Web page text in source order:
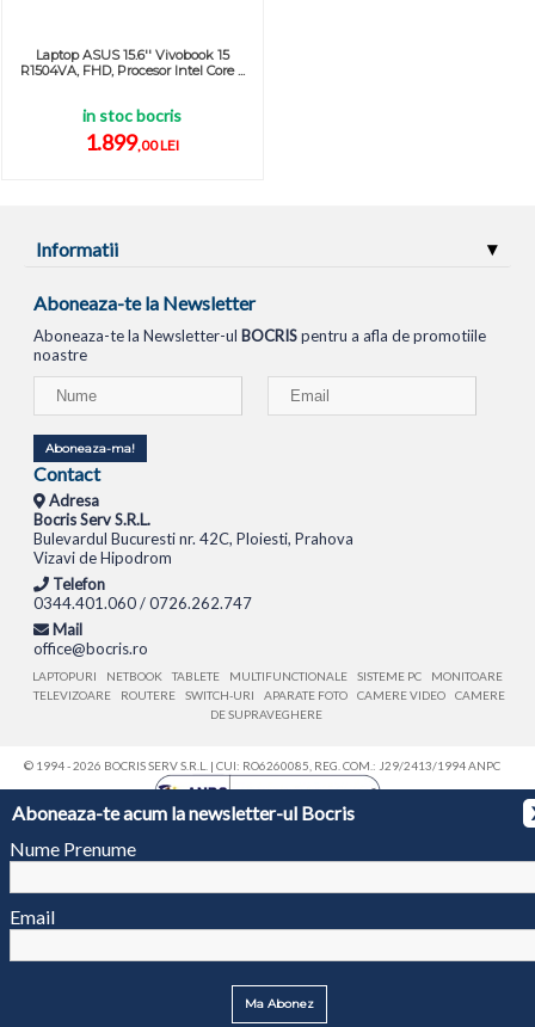
Aboneaza-te acum la newsletter-ul Bocris
Nume Prenume
Email
Ma Abonez
Laptop ASUS 15.6'' Vivobook 15
R1504VA, FHD, Procesor Intel Core ...
in stoc bocris
1.899,00 LEI
Informatii
Aboneaza-te la Newsletter
Aboneaza-te la Newsletter-ul BOCRISpentru a afla de promotiile
noastre
Aboneaza-ma!
Contact
Adresa
Bocris Serv S.R.L.
Bulevardul Bucuresti nr. 42C, Ploiesti, Prahova
Vizavi de Hipodrom
Telefon
0344.401.060 / 0726.262.747
Mail
office@bocris.ro
LAPTOPURI NETBOOK TABLETE MULTIFUNCTIONALE SISTEME PC
MONITOARE
TELEVIZOARE
ROUTERE SWITCH-URI APARATE FOTO CAMERE VIDEO
CAMERE
DE SUPRAVEGHERE
© 1994 - 2026 BOCRIS SERV S.R.L. | CUI: RO6260085, REG. COM.: J29/2413/1994ANPC